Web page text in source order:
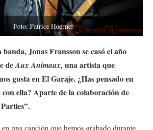
Foto: Patrice Hoerner
Jonas Fransson se casó el año
deAux Animaux, una artista que
gusta en El Garaje. ¿Has pensado en
ella? Aparte de la colaboración de